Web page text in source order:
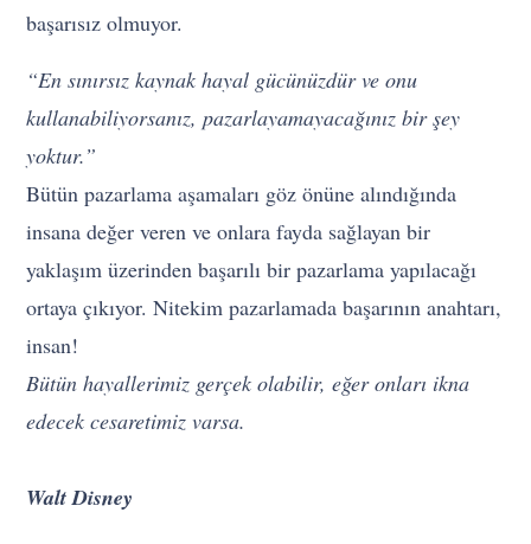
başarısız olmuyor.
“En sınırsız kaynak hayal gücünüzdür ve onu
kullanabiliyorsanız, pazarlayamayacağınız bir şey
yoktur.”
Bütün pazarlama aşamaları göz önüne alındığında
insana değer veren ve onlara fayda sağlayan bir
yaklaşım üzerinden başarılı bir pazarlama yapılacağı
ortaya çıkıyor. Nitekim pazarlamada başarının anahtarı,
insan!
Bütün hayallerimiz gerçek olabilir, eğer onları ikna
edecek cesaretimiz varsa.
Walt Disney